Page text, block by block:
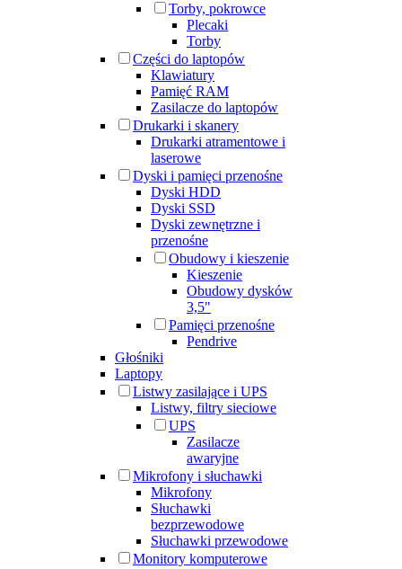
Torby, pokrowce
Plecaki
Torby
Części do laptopów
Klawiatury
Pamięć RAM
Zasilacze do laptopów
Drukarki i skanery
Drukarki atramentowe i
laserowe
Dyski i pamięci przenośne
Dyski HDD
Dyski SSD
Dyski zewnętrzne i
przenośne
Obudowy i kieszenie
Kieszenie
Obudowy dysków
3,5"
Pamięci przenośne
Pendrive
Głośniki
Laptopy
Listwy zasilające i UPS
Listwy, filtry sieciowe
UPS
Zasilacze
awaryjne
Mikrofony i słuchawki
Mikrofony
Słuchawki
bezprzewodowe
Słuchawki przewodowe
Monitory komputerowe